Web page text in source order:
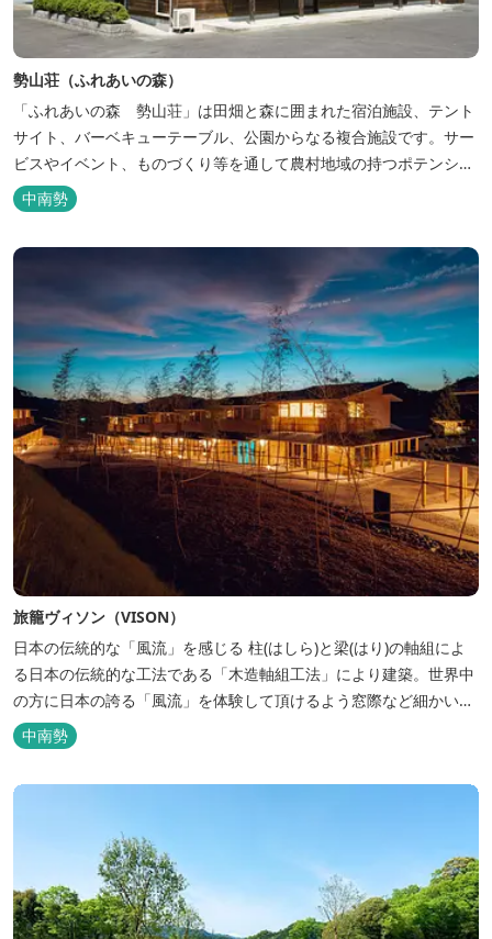
勢山荘（ふれあいの森）
「ふれあいの森 勢山荘」は田畑と森に囲まれた宿泊施設、テント
サイト、バーベキューテーブル、公園からなる複合施設です。サー
ビスやイベント、ものづくり等を通して農村地域の持つポテンシャ
ルを発信しています。 めだかやタガメなど水生生物が生息し、初夏
にはホタルが飛び交う「メダカ池」や、約９０００本のあじさいが
中南勢
旅籠ヴィソン（VISON）
日本の伝統的な「風流」を感じる 柱(はしら)と梁(はり)の軸組によ
る日本の伝統的な工法である「木造軸組工法」により建築。世界中
の方に日本の誇る「風流」を体験して頂けるよう窓際など細かいデ
ィテールにこだわりました。4棟から成る旅籠棟では各棟1階に入居
するテナントプロデュースにより洗練された世界観を各客室でお楽
しみいただけ...
中南勢